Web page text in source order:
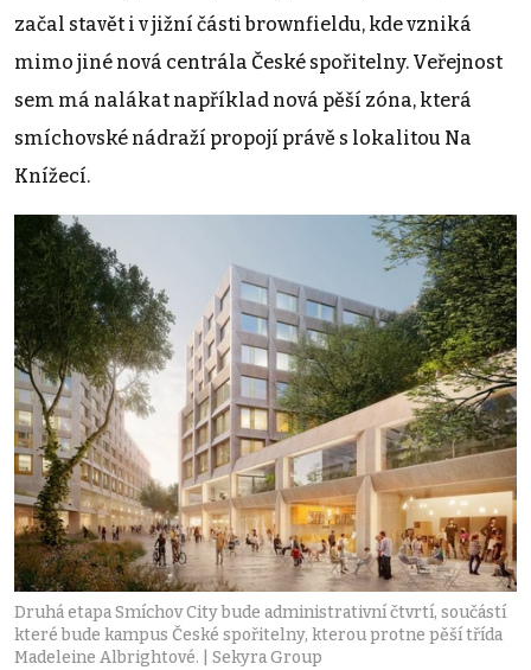
začal stavět i v jižní části brownfieldu, kde vzniká
mimo jiné nová centrála České spořitelny. Veřejnost
sem má nalákat například nová pěší zóna, která
smíchovské nádraží propojí právě s lokalitou Na
Knížecí.
Druhá etapa Smíchov City bude administrativní čtvrtí, součástí
které bude kampus České spořitelny, kterou protne pěší třída
Madeleine Albrightové. | Sekyra Group